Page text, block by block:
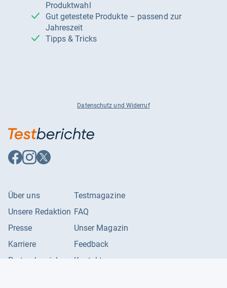
Produktwahl
Gut getestete Produkte – passend zur
Jahreszeit
Tipps & Tricks
Datenschutz und Widerruf
Auf
Facebook
Auf
Instagram
Auf
X
Über uns
Unsere Redaktion
Presse
Karriere
Partnerbereich
Testmagazine
FAQ
Unser Magazin
Feedback
Kontakt